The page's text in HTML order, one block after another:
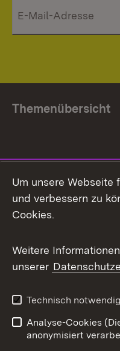
Themenübersicht
Facebook
X / Twitter
Youtube
Impressum
Um unsere Webseite
und verbessern zu
Cookies.
Weitere
unserer
Technisch
Analyse-Cookies
anonymisiert